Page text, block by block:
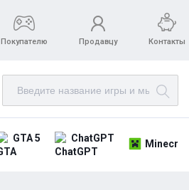
Покупателю Продавцу Контакты
GTA 5 ChatGPT